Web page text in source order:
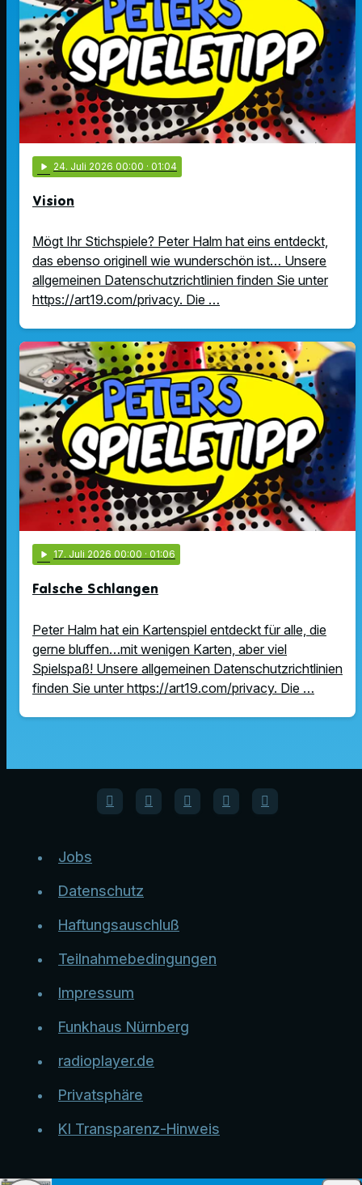
play_arrow 24. Juli 2026 00:00 · 01:04
Vision
Mögt Ihr Stichspiele? Peter Halm hat eins entdeckt,
das ebenso originell wie wunderschön ist… Unsere
allgemeinen Datenschutzrichtlinien finden Sie unter
https://art19.com/privacy. Die …
play_arrow 17. Juli 2026 00:00 · 01:06
Falsche Schlangen
Peter Halm hat ein Kartenspiel entdeckt für alle, die
gerne bluffen…mit wenigen Karten, aber viel
Spielspaß! Unsere allgemeinen Datenschutzrichtlinien
finden Sie unter https://art19.com/privacy. Die …
Jobs
Datenschutz
Haftungsauschluß
Teilnahmebedingungen
Impressum
Funkhaus Nürnberg
radioplayer.de
Privatsphäre
KI Transparenz-Hinweis